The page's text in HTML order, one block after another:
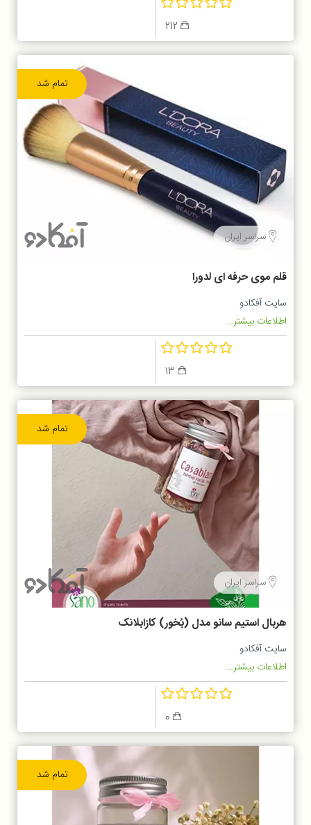
212
تمام شد
سراسر ایران
قلم موی حرفه ای لدورا
سایت آفکادو
اطلاعات بیشتر...
13
تمام شد
سراسر ایران
هربال استیم سانو مدل (بُخور) کازابلانک
سایت آفکادو
اطلاعات بیشتر...
0
تمام شد